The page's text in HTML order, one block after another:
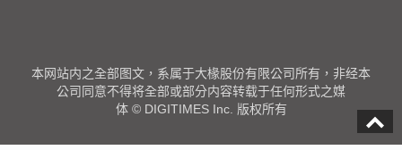
本网站内之全部图文，系属于大椽股份有限公司所有，非经本
公司同意不得将全部或部分内容转载于任何形式之媒
体 © DIGITIMES Inc. 版权所有